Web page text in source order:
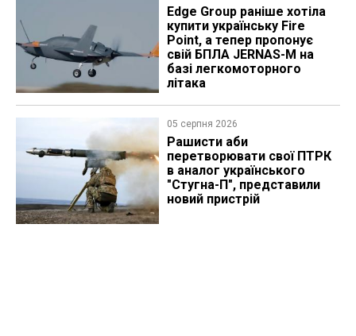
Edge Group раніше хотіла
купити українську Fire
Point, а тепер пропонує
свій БПЛА JERNAS-M на
базі легкомоторного
літака
05 серпня 2026
Рашисти аби
перетворювати свої ПТРК
в аналог українського
"Стугна-П", представили
новий пристрій